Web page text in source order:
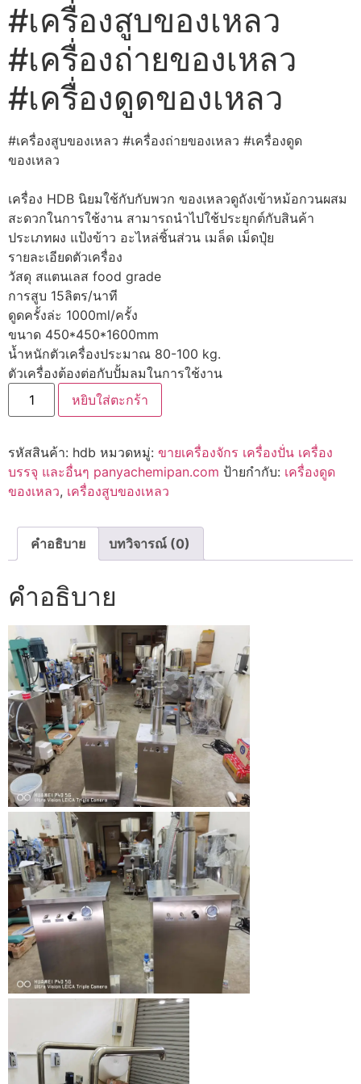
#เครื่องสูบของเหลว
#เครื่องถ่ายของเหลว
#เครื่องดูดของเหลว
#เครื่องสูบของเหลว #เครื่องถ่ายของเหลว #เครื่องดูด
ของเหลว
เครื่อง HDB นิยมใช้กับกับพวก ของเหลวดูถังเข้าหม้อกวนผสม
สะดวกในการใช้งาน สามารถนำไปใช้ประยุกต์กับสินค้า
ประเภทผง แป้งข้าว อะไหล่ชิ้นส่วน เมล็ด เม็ดปุ๋ย
รายละเอียดตัวเครื่อง
วัสดุ สแตนเลส food grade
การสูบ 15ลิตร/นาที
ดูดครั้งล่ะ 1000ml/ครั้ง
ขนาด 450*450*1600mm
น้ำหนักตัวเครื่องประมาณ 80-100 kg.
ตัวเครื่องต้องต่อกับปั้มลมในการใช้งาน
หยิบใส่ตะกร้า
รหัสสินค้า: hdb หมวดหมู่: ขายเครื่องจักร เครื่องปั่น เครื่อง
บรรจุ และอื่นๆ panyachemipan.com ป้ายกำกับ: เครื่องดูด
ของเหลว, เครื่องสูบของเหลว
คำอธิบาย บทวิจารณ์ (0)
คำอธิบาย